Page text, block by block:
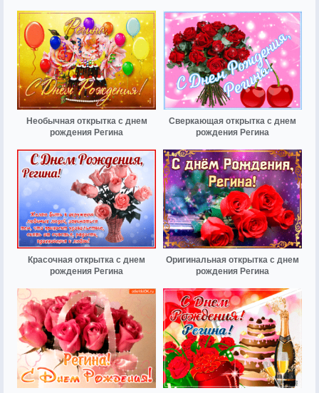
Необычная открытка с днем
рождения Регина
Сверкающая открытка с днем
рождения Регина
Красочная открытка с днем
рождения Регина
Оригинальная открытка с днем
рождения Регина